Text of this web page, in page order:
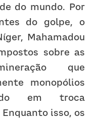
do mundo. Por
do golpe, o
Mahamadou
sobre as
monopólios
em troca
isso, os